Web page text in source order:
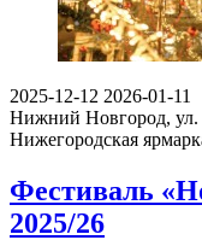
2025-12-12 2026-01-11
Нижний Новгород, ул.
Нижегородская
Фестиваль
2025/26